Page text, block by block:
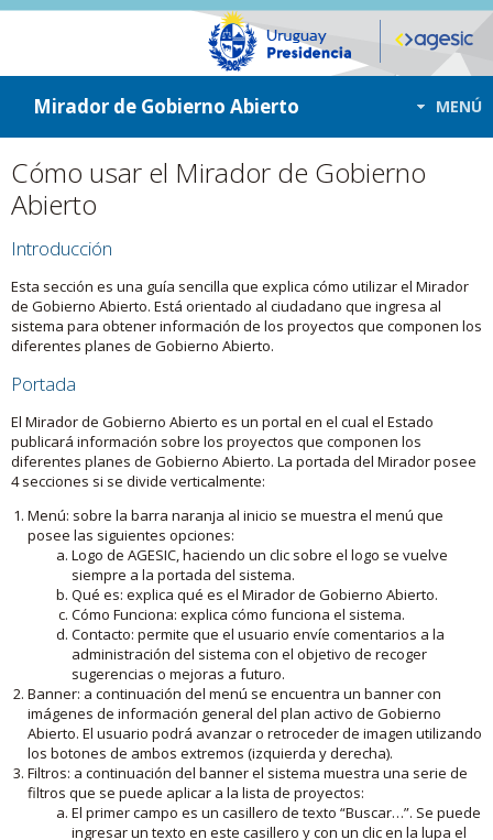
ir a contenido
ir al menú
Mirador de Gobierno Abierto MENÚ
Cómo usar el Mirador de Gobierno
Abierto
Introducción
Esta sección es una guía sencilla que explica cómo utilizar el Mirador
de Gobierno Abierto. Está orientado al ciudadano que ingresa al
sistema para obtener información de los proyectos que componen los
diferentes planes de Gobierno Abierto.
Portada
El Mirador de Gobierno Abierto es un portal en el cual el Estado
publicará información sobre los proyectos que componen los
diferentes planes de Gobierno Abierto. La portada del Mirador posee
4 secciones si se divide verticalmente:
Menú: sobre la barra naranja al inicio se muestra el menú que
posee las siguientes opciones:
Logo de AGESIC, haciendo un clic sobre el logo se vuelve
siempre a la portada del sistema.
Qué es: explica qué es el Mirador de Gobierno Abierto.
Cómo Funciona: explica cómo funciona el sistema.
Contacto: permite que el usuario envíe comentarios a la
administración del sistema con el objetivo de recoger
sugerencias o mejoras a futuro.
Banner: a continuación del menú se encuentra un banner con
imágenes de información general del plan activo de Gobierno
Abierto. El usuario podrá avanzar o retroceder de imagen utilizando
los botones de ambos extremos (izquierda y derecha).
Filtros: a continuación del banner el sistema muestra una serie de
filtros que se puede aplicar a la lista de proyectos:
El primer campo es un casillero de texto “Buscar…”. Se puede
ingresar un texto en este casillero y con un clic en la lupa el